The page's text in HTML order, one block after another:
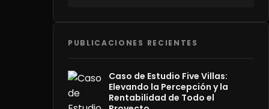
PUBLICACIONES RECIENTES
Caso de Estudio Five Villas:
Elevando la Percepción y la
Rentabilidad de Todo el